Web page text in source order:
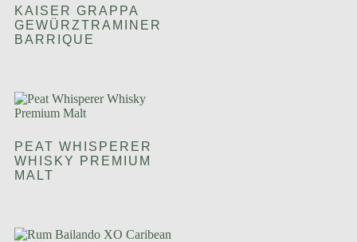
KAISER GRAPPA
GEWÜRZTRAMINER
BARRIQUE
PEAT WHISPERER
WHISKY PREMIUM
MALT